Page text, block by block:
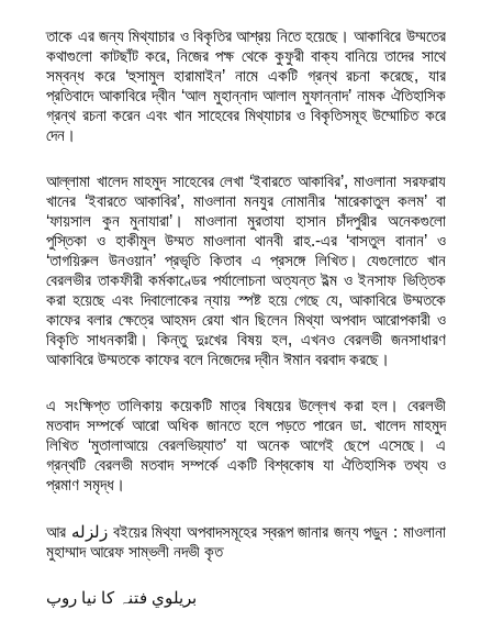
তাকে এর জন্য মিথ্যাচার ও বিকৃতির আশ্রয় নিতে হয়েছে। আকাবিরে উম্মতের
কথাগুলো কাটছাঁট করে, নিজের পক্ষ থেকে কুফুরী বাক্য বানিয়ে তাদের সাথে
সম্বন্ধ করে ‘হুসামুল হারামাইন’ নামে একটি গ্রন্থ রচনা করেছে, যার
প্রতিবাদে আকাবিরে দ্বীন ‘আল মুহান্নাদ আলাল মুফান্নাদ’ নামক ঐতিহাসিক
গ্রন্থ রচনা করেন এবং খান সাহেবের মিথ্যাচার ও বিকৃতিসমূহ উম্মোচিত করে
দেন।
আল্লামা খালেদ মাহমুদ সাহেবের লেখা ‘ইবারতে আকাবির’, মাওলানা সরফরায
খানের ‘ইবারতে আকাবির’, মাওলানা মনযুর নোমানীর ‘মারেকাতুল কলম’ বা
‘ফায়সাল কুন মুনাযারা’। মাওলানা মুরতাযা হাসান চাঁদপুরীর অনেকগুলো
পুস্তিকা ও হাকীমুল উম্মত মাওলানা থানবী রাহ.-এর ‘বাসতুল বানান’ ও
‘তাগয়িরুল উনওয়ান’ প্রভৃতি কিতাব এ প্রসঙ্গে লিখিত। যেগুলোতে খান
বেরলভীর তাকফীরী কর্মকাণ্ডের পর্যালোচনা অত্যন্ত ইল্ম ও ইনসাফ ভিত্তিক
করা হয়েছে এবং দিবালোকের ন্যায় স্পষ্ট হয়ে গেছে যে, আকাবিরে উম্মতকে
কাফের বলার ক্ষেত্রে আহমদ রেযা খান ছিলেন মিথ্যা অপবাদ আরোপকারী ও
বিকৃতি সাধনকারী। কিন্তু দুঃখের বিষয় হল, এখনও বেরলভী জনসাধারণ
আকাবিরে উম্মতকে কাফের বলে নিজেদের দ্বীন ঈমান বরবাদ করছে।
এ সংক্ষিপ্ত তালিকায় কয়েকটি মাত্র বিষয়ের উল্লেখ করা হল। বেরলভী
মতবাদ সম্পর্কে আরো অধিক জানতে হলে পড়তে পারেন ডা. খালেদ মাহমুদ
লিখিত ‘মুতালাআয়ে বেরলভিয়্যাত’ যা অনেক আগেই ছেপে এসেছে। এ
গ্রন্থটি বেরলভী মতবাদ সম্পর্কে একটি বিশ্বকোষ যা ঐতিহাসিক তথ্য ও
প্রমাণ সমৃদ্ধ।
আর زلزله বইয়ের মিথ্যা অপবাদসমূহের স্বরূপ জানার জন্য পড়ুন : মাওলানা
মুহাম্মাদ আরেফ সাম্ভলী নদভী কৃত
بريلوي فتنہ كا نيا روپ